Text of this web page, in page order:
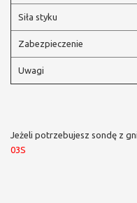
Siła styku
Zabezpieczenie
Uwagi
Jeżeli potrzebujesz sondę z
03S